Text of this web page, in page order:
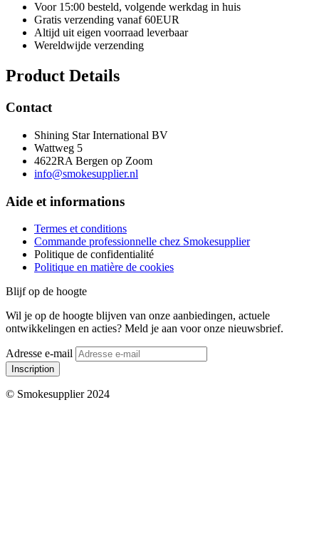
Voor 15:00 besteld, volgende werkdag in huis
Gratis verzending vanaf 60EUR
Altijd uit eigen voorraad leverbaar
Wereldwijde verzending
Product Details
Contact
Shining Star International BV
Wattweg 5
4622RA Bergen op Zoom
info@smokesupplier.nl
Aide et informations
Termes et conditions
Commande professionnelle chez Smokesupplier
Politique de confidentialité
Politique en matière de cookies
Blijf op de hoogte
Wil je op de hoogte blijven van onze aanbiedingen, actuele
ontwikkelingen en acties? Meld je aan voor onze nieuwsbrief.
Adresse e-mail
Inscription
© Smokesupplier 2024